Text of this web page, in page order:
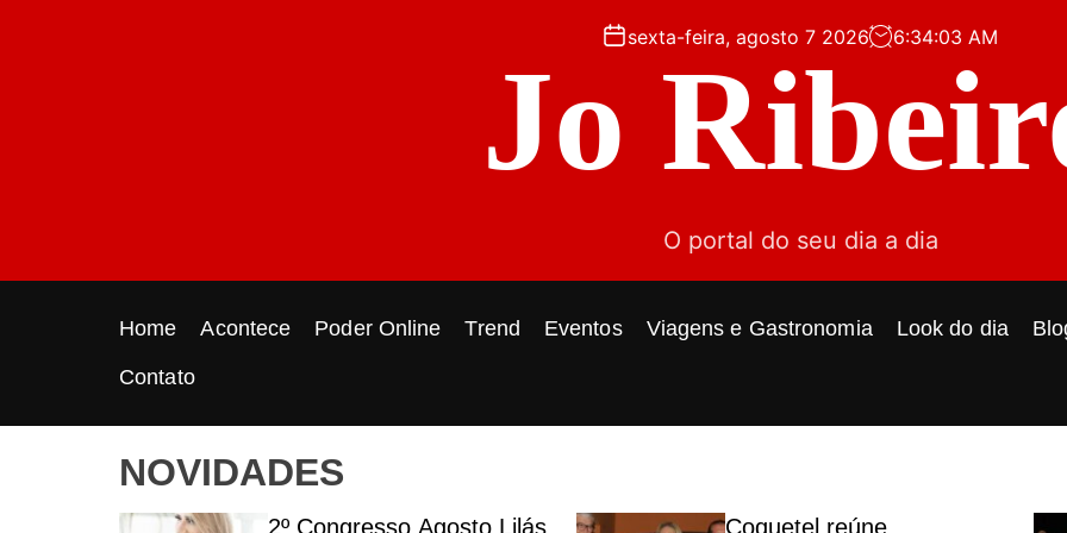
t
sexta-feira, agosto 7 2026 6:34:05 AM
Jo
O portal do seu dia a dia
Home Acontece Poder Online Trend Eventos Viagens e Gastronomia Look do dia
Contato
NOVIDADES
2º Congresso Agosto Lilás
Coquetel reúne